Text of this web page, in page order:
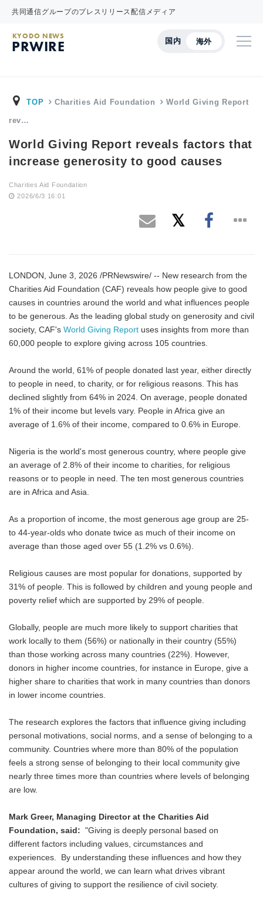
共同通信グループのプレスリリース配信メディア
国内 海外
KYODO NEWS
PRWIRE
TOP Charities Aid Foundation World Giving Report
rev…
World Giving Report reveals factors that
increase generosity to good causes
Charities Aid Foundation
2026/6/3 16:01
LONDON, June 3, 2026 /PRNewswire/ -- New research from the
Charities Aid Foundation (CAF) reveals how people give to good
causes in countries around the world and what influences people
to be generous. As the leading global study on generosity and civil
society, CAF's World Giving Report uses insights from more than
60,000 people to explore giving across 105 countries.
Around the world, 61% of people donated last year, either directly
to people in need, to charity, or for religious reasons. This has
declined slightly from 64% in 2024. On average, people donated
1% of their income but levels vary. People in Africa give an
average of 1.6% of their income, compared to 0.6% in Europe.
Nigeria is the world's most generous country, where people give
an average of 2.8% of their income to charities, for religious
reasons or to people in need. The ten most generous countries
are in Africa and Asia.
As a proportion of income, the most generous age group are 25-
to 44-year-olds who donate twice as much of their income on
average than those aged over 55 (1.2% vs 0.6%).
Religious causes are most popular for donations, supported by
31% of people. This is followed by children and young people and
poverty relief which are supported by 29% of people.
Globally, people are much more likely to support charities that
work locally to them (56%) or nationally in their country (55%)
than those working across many countries (22%). However,
donors in higher income countries, for instance in Europe, give a
higher share to charities that work in many countries than donors
in lower income countries.
The research explores the factors that influence giving including
personal motivations, social norms, and a sense of belonging to a
community. Countries where more than 80% of the population
feels a strong sense of belonging to their local community give
nearly three times more than countries where levels of belonging
are low.
Mark Greer, Managing Director at the Charities Aid
Foundation, said: "Giving is deeply personal based on
different factors including values, circumstances and
experiences. By understanding these influences and how they
appear around the world, we can learn what drives vibrant
cultures of giving to support the resilience of civil society.